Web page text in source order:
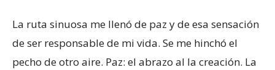
La ruta sinuosa me llenó de paz y de esa sensación
de ser responsable de mi vida. Se me hinchó el
pecho de otro aire. Paz: el abrazo al la creación. La